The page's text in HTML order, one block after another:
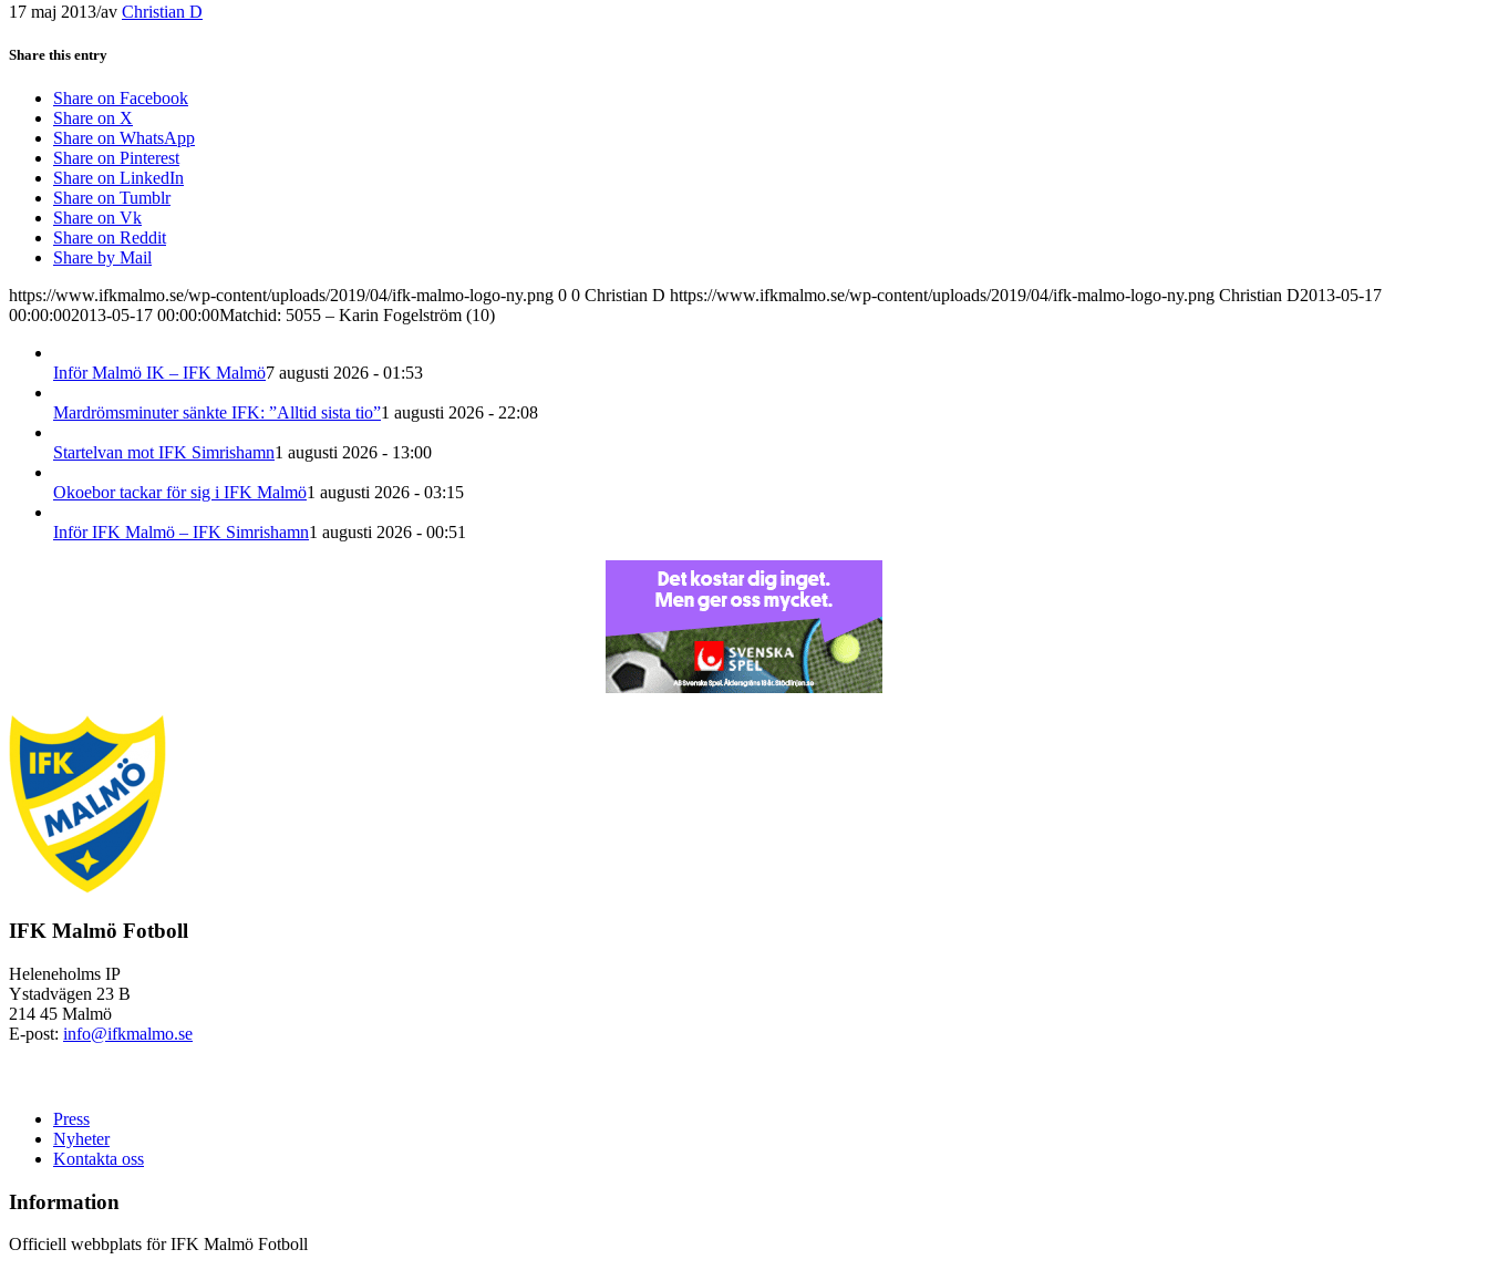
17 maj 2013/av Christian D
Share this entry
Share on Facebook
Share on X
Share on WhatsApp
Share on Pinterest
Share on LinkedIn
Share on Tumblr
Share on Vk
Share on Reddit
Share by Mail
https://www.ifkmalmo.se/wp-content/uploads/2019/04/ifk-malmo-logo-ny.png 0 0 Christian D https://www.ifkmalmo.se/wp-content/uploads/2019/04/ifk-malmo-logo-ny.png Christian D2013-05-17
00:00:002013-05-17 00:00:00Matchid: 5055 – Karin Fogelström (10)
Inför Malmö IK – IFK Malmö7 augusti 2026 - 01:53
Mardrömsminuter sänkte IFK: ”Alltid sista tio”1 augusti 2026 - 22:08
Startelvan mot IFK Simrishamn1 augusti 2026 - 13:00
Okoebor tackar för sig i IFK Malmö1 augusti 2026 - 03:15
Inför IFK Malmö – IFK Simrishamn1 augusti 2026 - 00:51
IFK Malmö Fotboll
Heleneholms IP
Ystadvägen 23 B
214 45 Malmö
E-post: info@ifkmalmo.se
Press
Nyheter
Kontakta oss
Information
Officiell webbplats för IFK Malmö Fotboll